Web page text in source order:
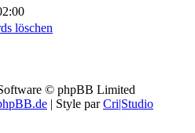
löschen
© phpBB Limited
| Style parCri|Studio